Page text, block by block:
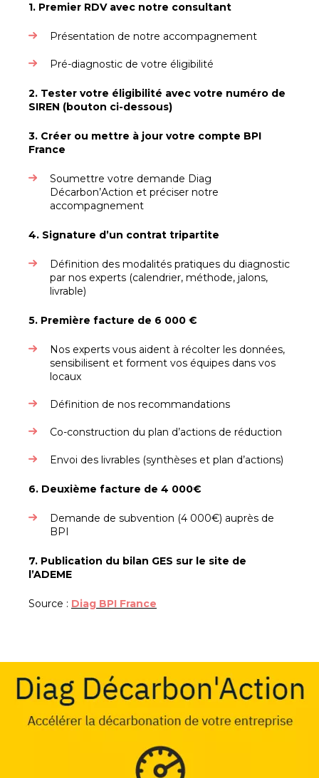
1. Premier RDV avec notre consultant
Présentation de notre accompagnement
Pré-diagnostic de votre éligibilité
2. Tester votre éligibilité avec votre numéro de
SIREN (bouton ci-dessous)
3. Créer ou mettre à jour votre compte BPI
France
Soumettre votre demande Diag
Décarbon’Action et préciser notre
accompagnement
4. Signature d’un contrat tripartite
Définition des modalités pratiques du diagnostic
par nos experts (calendrier, méthode, jalons,
livrable)
5. Première facture de 6 000 €
Nos experts vous aident à récolter les données,
sensibilisent et forment vos équipes dans vos
locaux
Définition de nos recommandations
Co-construction du plan d’actions de réduction
Envoi des livrables (synthèses et plan d’actions)
6. Deuxième facture de 4 000€
Demande de subvention (4 000€) auprès de
BPI
7. Publication du bilan GES sur le site de
l’ADEME
Source : Diag BPI France